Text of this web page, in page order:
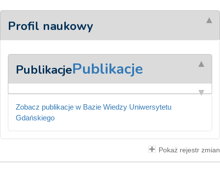
Profil naukowy
PublikacjePublikacje
Zobacz publikacje w Bazie Wiedzy Uniwersytetu
Gdańskiego
Pokaż rejestr zmian